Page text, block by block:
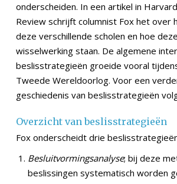
onderscheiden. In een artikel in
Review schrijft columnist Fox het over
deze verschillende scholen en hoe
wisselwerking staan. De algemene
beslisstrategieën groeide vooral
Tweede Wereldoorlog. Voor een
geschiedenis van beslisstrategieën
Overzicht van beslisstrategieën
Fox onderscheidt drie
Besluitvormingsanalyse; bij deze
beslissingen systematisch worden